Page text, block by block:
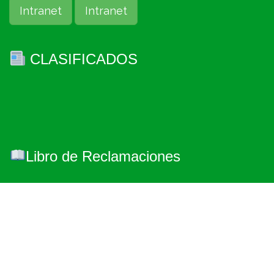
Intranet Intranet
CLASIFICADOS
Libro de Reclamaciones